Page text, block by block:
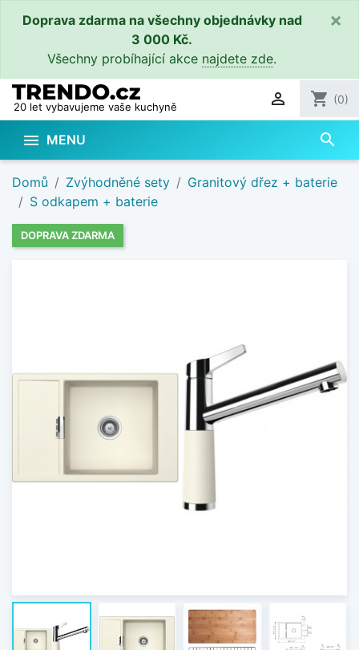
Doprava zdarma na všechny objednávky nad
3 000 Kč.
Všechny probíhající akce najdete zde.
×
20 let vybavujeme vaše kuchyně  shopping_cart (0)
 MENU search
Domů Zvýhodněné sety
Granitový dřez + baterie
S odkapem + baterie
DOPRAVA ZDARMA